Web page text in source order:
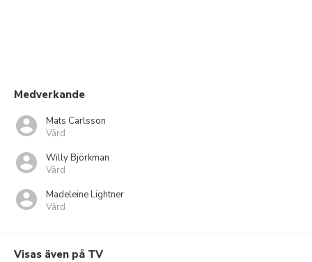
Medverkande
Mats Carlsson
Värd
Willy Björkman
Värd
Madeleine Lightner
Värd
Visas även på TV